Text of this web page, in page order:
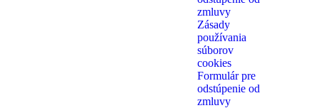
zmluvy
Zásady
používania
súborov
cookies
Formulár pre
odstúpenie od
zmluvy